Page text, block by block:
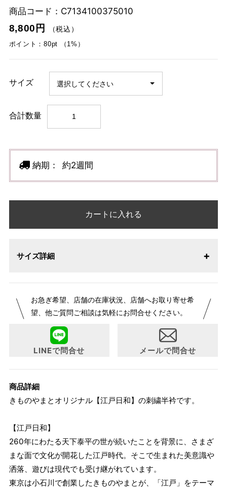
商品コード： C7134100375010
8,800円
（税込）
ポイント：80pt （1%）
サイズ
合計数量
納期： 約2週間
カートに入れる
サイズ詳細
お急ぎ希望、店舗の在庫状況、店舗へお取り寄せ希
望、他ご質問ご相談は気軽にお問合せください。
LINEで問合せ メールで問合せ
商品詳細
きものやまとオリジナル【江戸日和】の刺繍半衿です。
【江戸日和】
260年にわたる天下泰平の世が続いたことを背景に、さまざ
まな面で文化が開花した江戸時代。そこで生まれた美意識や
洒落、遊びは現代でも受け継がれています。
東京は小石川で創業したきものやまとが、「江戸」をテーマ